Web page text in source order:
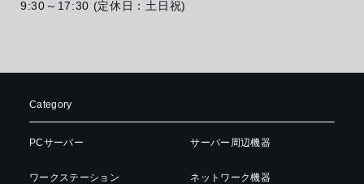
9:30～17:30 (定休日：土日祝)
Category
PCサーバー
ワークステーション
サーバー周辺機器
ネットワーク機器